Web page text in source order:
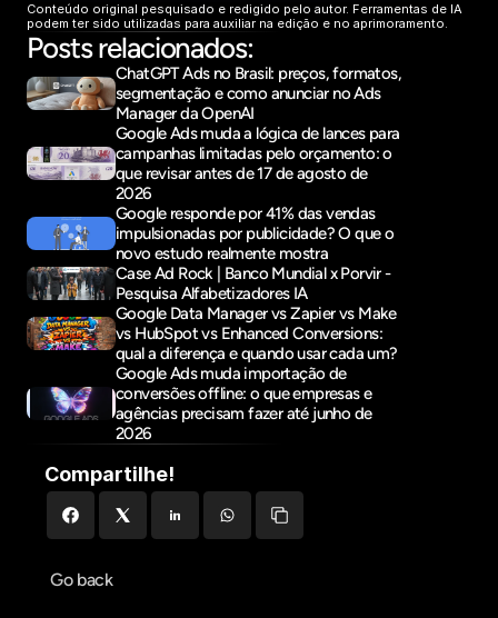
Conteúdo original pesquisado e redigido pelo autor. Ferramentas de IA
podem ter sido utilizadas para auxiliar na edição e no aprimoramento.
Posts relacionados:
ChatGPT Ads no Brasil: preços, formatos,
segmentação e como anunciar no Ads
Manager da OpenAI
Google Ads muda a lógica de lances para
campanhas limitadas pelo orçamento: o
que revisar antes de 17 de agosto de
2026
Google responde por 41% das vendas
impulsionadas por publicidade? O que o
novo estudo realmente mostra
Case Ad Rock | Banco Mundial x Porvir -
Pesquisa Alfabetizadores IA
Google Data Manager vs Zapier vs Make
vs HubSpot vs Enhanced Conversions:
qual a diferença e quando usar cada um?
Google Ads muda importação de
conversões offline: o que empresas e
agências precisam fazer até junho de
2026
Compartilhe!
Go back